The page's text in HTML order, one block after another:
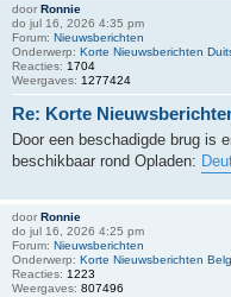
door Ronnie
do jul 16, 2026 4:35 pm
Forum: Nieuwsberichten
Onderwerp: Korte Nieuwsberichten
Reacties: 1704
Weergaves: 1277424
Re: Korte
Door een beschadigde brug is
beschikbaar rond Opladen:
door Ronnie
do jul 16, 2026 4:25 pm
Forum: Nieuwsberichten
Onderwerp: Korte Nieuwsberichten
Reacties: 1223
Weergaves: 807496